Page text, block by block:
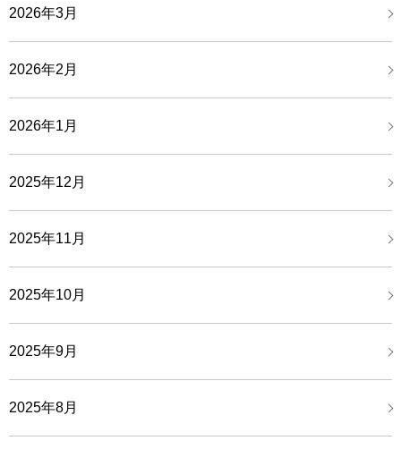
2026年3月
2026年2月
2026年1月
2025年12月
2025年11月
2025年10月
2025年9月
2025年8月